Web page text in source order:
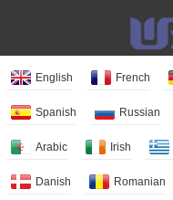
English French
Spanish Russian
Arabic Irish
Danish Romanian